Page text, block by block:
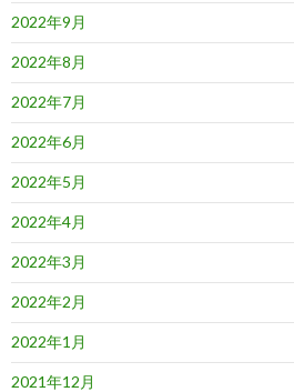
2022年9月
2022年8月
2022年7月
2022年6月
2022年5月
2022年4月
2022年3月
2022年2月
2022年1月
2021年12月